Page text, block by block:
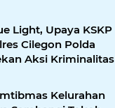
Light, Upaya KSKP
Cilegon Polda
Aksi Kriminalitas
Kelurahan